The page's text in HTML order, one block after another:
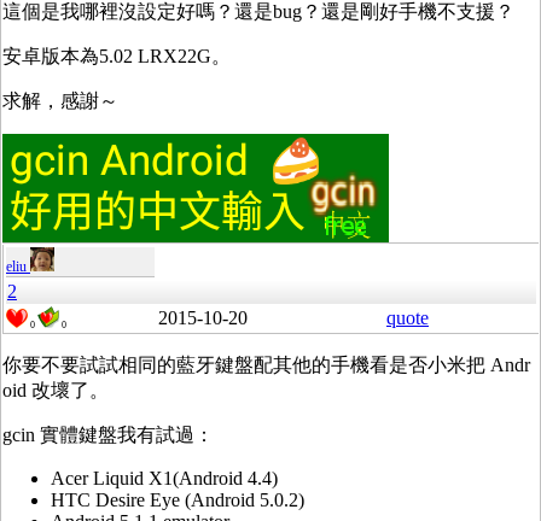
這個是我哪裡沒設定好嗎？還是bug？還是剛好手機不支援？
安卓版本為5.02 LRX22G。
求解，感謝～
eliu
2
0 0 2015-10-20 quote
你要不要試試相同的藍牙鍵盤配其他的手機看是否小米把 Andr
oid 改壞了。
gcin 實體鍵盤我有試過：
Acer Liquid X1(Android 4.4)
HTC Desire Eye (Android 5.0.2)